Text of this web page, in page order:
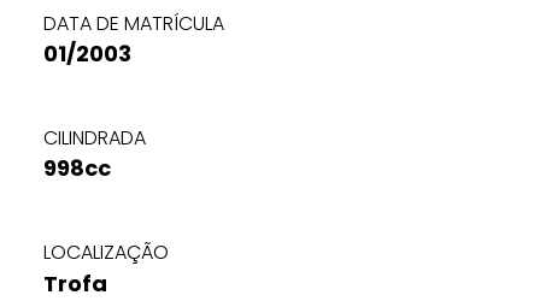
DATA DE MATRÍCULA
01/2003
CILINDRADA
998cc
LOCALIZAÇÃO
Trofa